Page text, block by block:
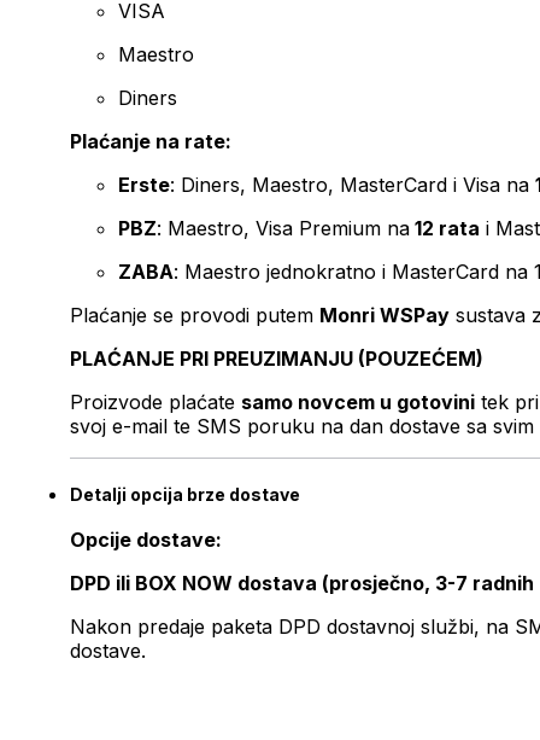
VISA
Maestro
Diners
Plaćanje na rate:
Erste: Diners, Maestro, MasterCard i Visa na
PBZ: Maestro, Visa Premium na 12 rata i
ZABA: Maestro jednokratno i MasterCard na
Plaćanje se provodi putem Monri WSPay sustava
PLAĆANJE PRI PREUZIMANJU (POUZEĆEM)
Proizvode plaćate samo novcem u gotovini tek
svoj e-mail te SMS poruku na dan dostave sa svim
Detalji opcija brze dostave
Opcije dostave:
DPD ili BOX NOW dostava (prosječno, 3-7 radnih
Nakon predaje paketa DPD dostavnoj službi, na
dostave.